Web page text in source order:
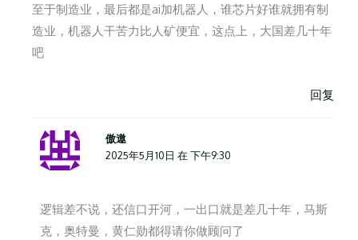
至于制造业，最后都是ai加机器人，谁芯片好谁就拥有制
造业，机器人干苦力比人矿便宜，这点上，大国差几十年
吧
回复
傲遨
2025年5月10日 在 下午9:30
逻辑差不说，还信口开河，一出口就是差几十年，马斯
克，奥特曼，黄仁勋都得请你做顾问了